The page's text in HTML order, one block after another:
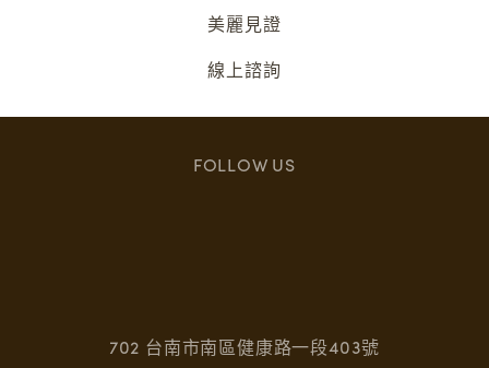
美麗見證
線上諮詢
FOLLOW US
702 台南市南區健康路一段403號